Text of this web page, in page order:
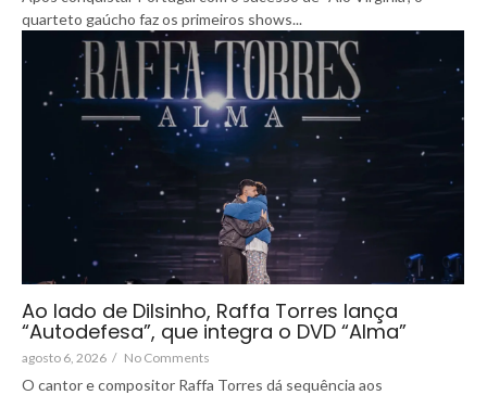
quarteto gaúcho faz os primeiros shows...
Ao lado de Dilsinho, Raffa Torres lança
“Autodefesa”, que integra o DVD “Alma”
agosto 6, 2026 / No Comments
O cantor e compositor Raffa Torres dá sequência aos